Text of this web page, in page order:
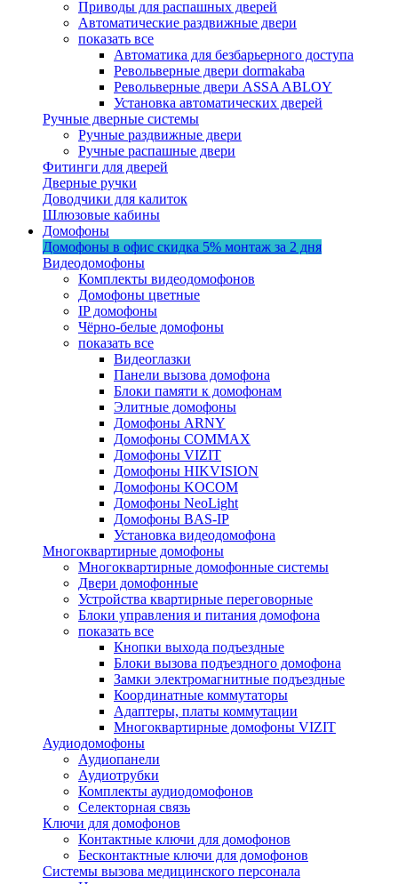
Приводы для распашных дверей
Автоматические раздвижные двери
показать все
Автоматика для безбарьерного доступа
Револьверные двери dormakaba
Револьверные двери ASSA ABLOY
Установка автоматических дверей
Ручные дверные системы
Ручные раздвижные двери
Ручные распашные двери
Фитинги для дверей
Дверные ручки
Доводчики для калиток
Шлюзовые кабины
Домофоны
Домофоны в офис скидка 5% монтаж за 2 дня
Видеодомофоны
Комплекты видеодомофонов
Домофоны цветные
IP домофоны
Чёрно-белые домофоны
показать все
Видеоглазки
Панели вызова домофона
Блоки памяти к домофонам
Элитные домофоны
Домофоны ARNY
Домофоны COMMAX
Домофоны VIZIT
Домофоны HIKVISION
Домофоны KOCOM
Домофоны NeoLight
Домофоны BAS-IP
Установка видеодомофона
Многоквартирные домофоны
Многоквартирные домофонные системы
Двери домофонные
Устройства квартирные переговорные
Блоки управления и питания домофона
показать все
Кнопки выхода подъездные
Блоки вызова подъездного домофона
Замки электромагнитные подъездные
Координатные коммутаторы
Адаптеры, платы коммутации
Многоквартирные домофоны VIZIT
Аудиодомофоны
Аудиопанели
Аудиотрубки
Комплекты аудиодомофонов
Селекторная связь
Ключи для домофонов
Контактные ключи для домофонов
Бесконтактные ключи для домофонов
Системы вызова медицинского персонала